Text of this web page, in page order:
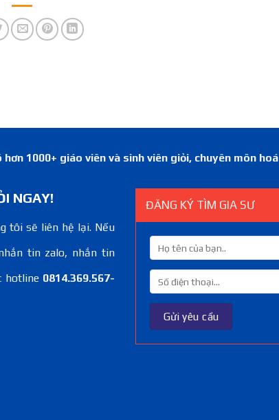
hơn 1000+ giáo viên và sinh viên giỏi, chuyên môn
NGAY!
tôi sẽ liên hệ lại. Nếu
tin zalo, nhắn tin
hotline 0814.369.567-
ĐĂNG KÝ TÌM GIA SƯ